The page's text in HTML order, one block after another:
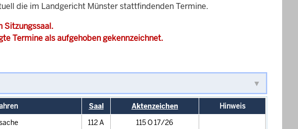
die im Landgericht Münster stattfindenden Termine.
Sitzungssaal.
Termine als aufgehoben gekennzeichnet.
Saal Aktenzeichen
Hinweis
112 A 115 O 17/26